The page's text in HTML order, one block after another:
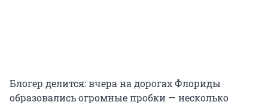
Блогер делится: вчера на дорогах Флориды
образовались огромные пробки — несколько